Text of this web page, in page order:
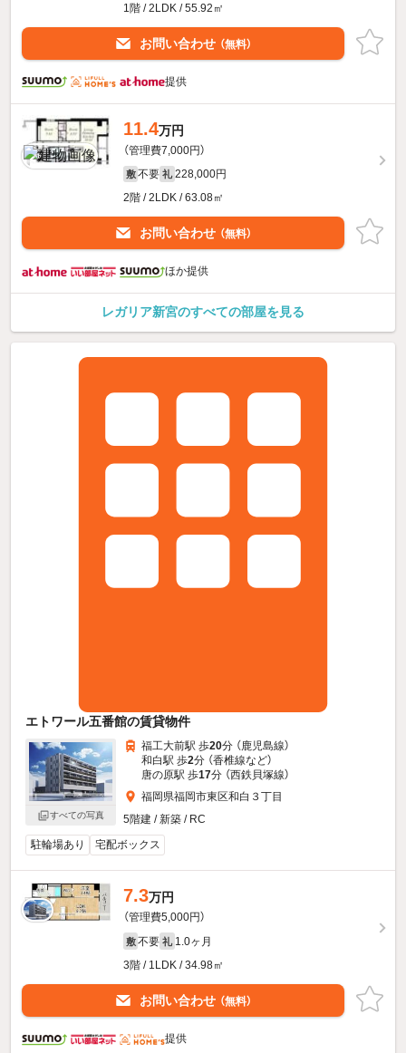
1階 / 2LDK / 55.92㎡
お問い合わせ （無料）
提供
11.4万円
（管理費7,000円）
敷 不要 礼 228,000円
2階 / 2LDK / 63.08㎡
お問い合わせ （無料）
ほか提供
レガリア新宮のすべての部屋を見る
エトワール五番館の賃貸物件
すべての写真
福工大前駅 歩20分 （鹿児島線）
和白駅 歩2分 （香椎線など）
唐の原駅 歩17分 （西鉄貝塚線）
福岡県福岡市東区和白３丁目
5階建 / 新築 / RC
駐輪場あり
宅配ボックス
7.3万円
（管理費5,000円）
敷 不要 礼 1.0ヶ月
3階 / 1LDK / 34.98㎡
お問い合わせ （無料）
提供